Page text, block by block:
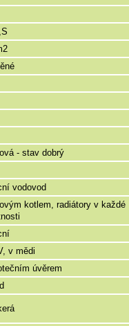
- stav dobrý
vodovod
kotlem, radiátory v každé
v mědi
úvěrem